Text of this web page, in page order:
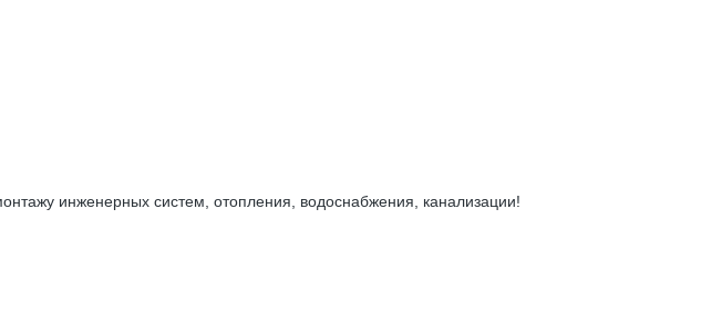
инженерных систем, отопления, водоснабжения, канализации!